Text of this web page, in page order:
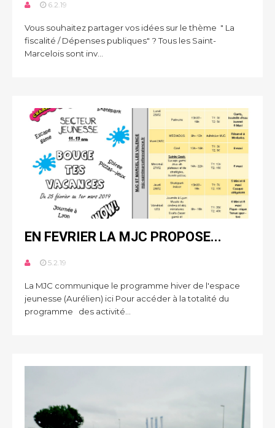
6.2.19
Vous souhaitez partager vos idées sur le thème " La
fiscalité / Dépenses publiques" ? Tous les Saint-
Marcelois sont inv...
EN FEVRIER LA MJC PROPOSE...
5.2.19
La MJC communique le programme hiver de l'espace
jeunesse (Aurélien) ici Pour accéder à la totalité du
programme des activité...